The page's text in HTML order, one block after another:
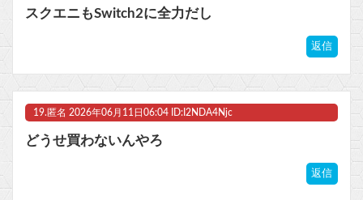
スクエニもSwitch2に全力だし
返信
19. 匿名 2026年06月11日06:04 ID:I2NDA4Njc
どうせ買わないんやろ
返信